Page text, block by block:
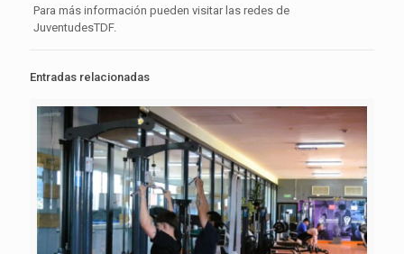
Para más información pueden visitar las redes de
JuventudesTDF.
Entradas relacionadas